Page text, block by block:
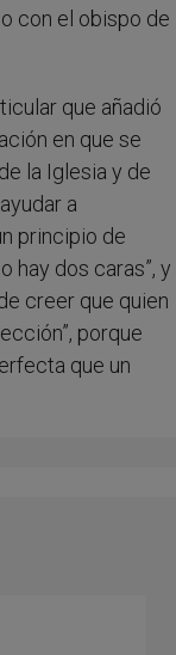
con el obispo de
que añadió
en que se
la Iglesia y de
a
principio de
hay dos caras”, y
creer que quien
porque
que un